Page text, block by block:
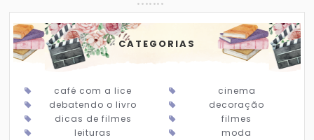
CATEGORIAS
café com a lice
cinema
debatendo o livro
decoração
dicas de filmes
filmes
leituras
moda